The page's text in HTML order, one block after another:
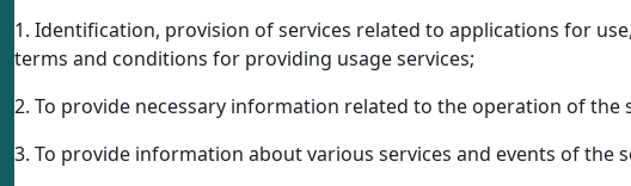
1. Identification, provision of services related to applications for
terms and conditions for providing usage services;
2. To provide necessary information related to the operation of
3. To provide information about various services and events of the